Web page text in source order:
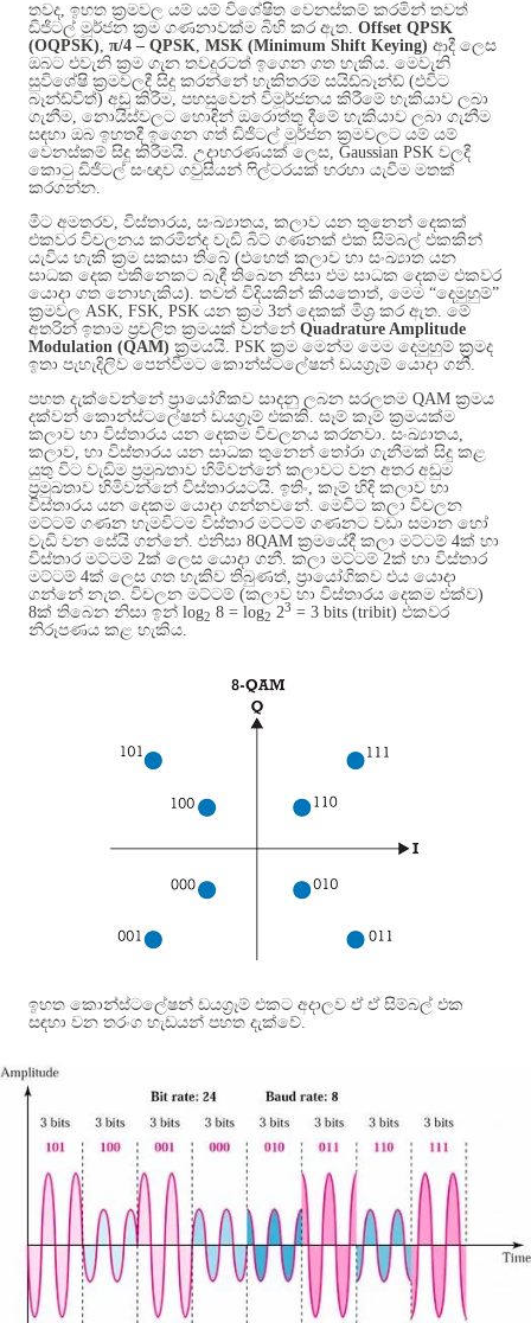
තවද, ඉහත ක්‍රමවල යම් යම් විශේෂිත වෙනස්කම් කරමින් තවත්
ඩිජිටල් මූර්ජන ක්‍රම ගණනාවක්ම බිහි කර ඇත. Offset QPSK
(OQPSK), π/4 – QPSK, MSK (Minimum Shift Keying) ආදී ලෙස
ඔබට එවැනි ක්‍රම ගැන තවදුරටත් ඉගෙන ගත හැකිය. මෙවැනි
සුවිශේෂි ක්‍රමවලදී සිදු කරන්නේ හැකිතරම් සයිඩ්බෑන්ඩ් (එවිට
බෑන්ඩ්විත්) අඩු කිරීම, පහසුවෙන් විමූර්ජනය කිරීමේ හැකියාව ලබා
ගැනීම, නොයිස්වලට හොඳින් ඔරොත්තු දීමේ හැකියාව ලබා ගැනීම
සඳහා ඔබ ඉහතදී ඉගෙන ගත් ඩිජිටල් මූර්ජන ක්‍රමවලට යම් යම්
වෙනස්කම් සිදු කිරීමයි. උදාහරණයක් ලෙස, Gaussian PSK වලදී
කොටු ඩිජිටල් සංඥාව ගවුසියන් ෆිල්ටරයක් හරහා යැවීම මතක්
කරගන්න.
මීට අමතරව, විස්තාරය, සංඛ්‍යාතය, කලාව යන තුනෙන් දෙකක්
එකවර විචලනය කරමින්ද වැඩි බිට් ගණනක් එක සිම්බල් එකකින්
යැවිය හැකි ක්‍රම සකසා තිබේ (එහෙත් කලාව හා සංඛ්‍යාත යන
සාධක දෙක එකිනෙකට බැඳී තිබෙන නිසා එම සාධක දෙකම එකවර
යොදා ගත නොහැකිය). තවත් විදියකින් කියතොත්, මෙම “දෙමුහුම්”
ක්‍රමවල ASK, FSK, PSK යන ක්‍රම 3න් දෙකක් මිශ්‍ර කර ඇත. මේ
අතරින් ඉතාම ප්‍රචලිත ක්‍රමයක් වන්නේ Quadrature Amplitude
Modulation (QAM) ක්‍රමයයි. PSK ක්‍රම මෙන්ම මෙම දෙමුහුම් ක්‍රමද
ඉතා පැහැදිලිව පෙන්වීමට කොන්ස්ටලේෂන් ඩයග්‍රෑම් යොදා ගනී.
පහත දැක්වෙන්නේ ප්‍රායෝගිකව සාදනු ලබන සරලතම QAM ක්‍රමය
දක්වන් කොන්ස්ටලේෂන් ඩයග්‍රෑම් එකකි. සෑම් කෑම් ක්‍රමයක්ම
කලාව හා විස්තාරය යන දෙකම විචලනය කරනවා. සංඛ්‍යාතය,
කලාව, හා විස්තාරය යන සාධක තුනෙන් තෝරා ගැනීමක් සිදු කළ
යුතු විට වැඩිම ප්‍රමුඛතාව හිමිවන්නේ කලාවට වන අතර අඩුම
ප්‍රමුඛතාව හිමිවන්නේ විස්තාරයටයි. ඉතිං, කෑම් හිදි කලාව හා
විස්තාරය යන දෙකම යොදා ගන්නවනේ. මෙවිට කලා විචලන
මට්ටම් ගණන හැමවිටම විස්තාර මට්ටම් ගණනට වඩා සමාන හෝ
වැඩි වන සේයි ගන්නේ. එනිසා 8QAM ක්‍රමයේදී කලා මට්ටම් 4ක් හා
විස්තාර මට්ටම් 2ක් ලෙස යොදා ගනී. කලා මට්ටම් 2ක් හා විස්තාර
මට්ටම් 4ක් ලෙස ගත හැකිව තිබුණත්, ප්‍රායෝගිකව එය යොදා
ගන්නේ නැත. විචලන මට්ටම් (කලාව හා විස්තාරය දෙකම එක්ව)
8ක් තිබෙන නිසා ඉන් log2 8 = log2 23 = 3 bits (tribit) එකවර
නිරූපණය කළ හැකිය.
ඉහත කොන්ස්ටලේෂන් ඩයග්‍රෑම් එකට අදාලව ඒ ඒ සිම්බල් එක
සඳහා වන තරංග හැඩයන් පහත දැක්වේ.